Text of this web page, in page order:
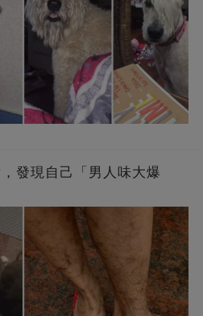
發現自己「男人味大爆